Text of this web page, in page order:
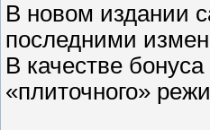
В новом издании
последними
В качестве
«плиточного»